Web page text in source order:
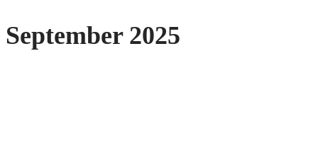
September 2025